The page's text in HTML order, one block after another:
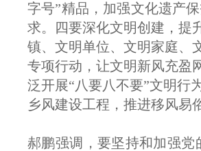
字号”精品，加强文化遗产
求。四要深化文明创建，提
镇、文明单位、文明家庭、
专项行动，让文明新风充盈
泛开展“八要八不要”文明行
乡风建设工程，推进移风易
郝鹏强调，要坚持和加强